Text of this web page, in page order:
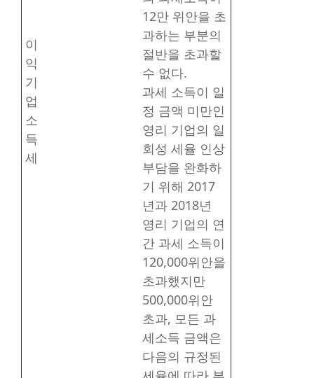
이
익
기
업
소
득
세
12만 위안을 초
과하는 부분의
절반을 초과할
수 없다.
과세 소득이 일
정 금액 미만인
영리 기업의 일
회성 세율 인상
부담을 완화하
기 위해 2017
년과 2018년
영리 기업의 연
간 과세 소득이
120,000위안을
초과했지만
500,000위안
초과, 모든 과
세소득 금액은
다음의 규정된